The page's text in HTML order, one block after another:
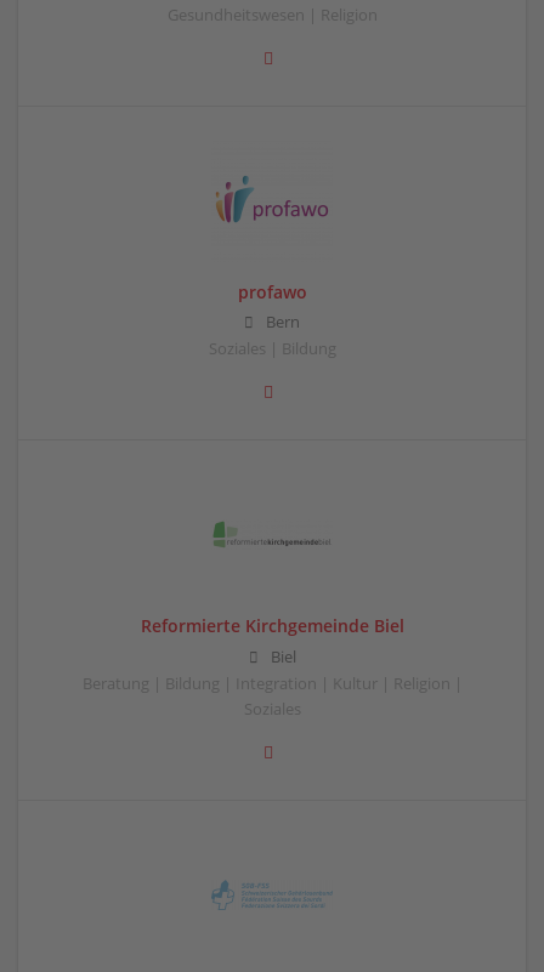
Gesundheitswesen | Religion
profawo
Bern
Soziales | Bildung
Reformierte Kirchgemeinde Biel
Biel
Beratung | Bildung | Integration | Kultur | Religion |
Soziales